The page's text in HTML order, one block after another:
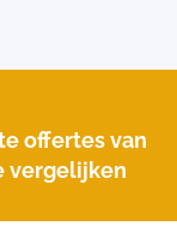
offertes van
vergelijken